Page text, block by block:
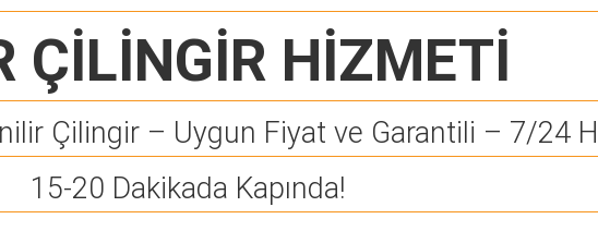
ÇİLİNGİR HİZMETİ
Çilingir – Uygun Fiyat ve Garantili – 7/24
15-20 Dakikada Kapında!